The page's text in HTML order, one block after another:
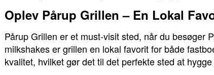
Oplev Pårup Grillen – En Lokal
Pårup Grillen er et must-visit sted, når du
milkshakes er grillen en lokal favorit for både
kvalitet, hvilket gør det til det perfekte sted at